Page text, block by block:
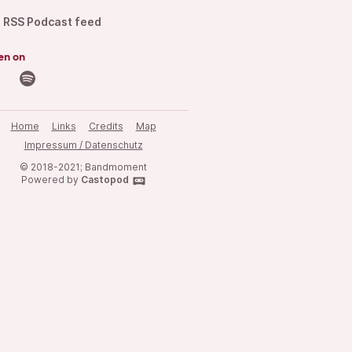
RSS Podcast feed
on
Home Links Credits
Map
Impressum / Datenschutz
© 2018-2021; Bandmoment
Powered by Castopod